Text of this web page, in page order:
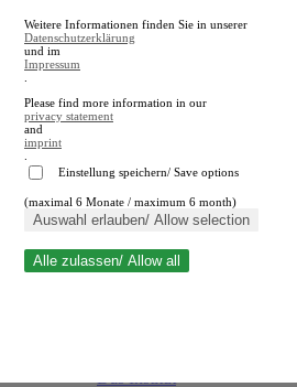
A
A
Suche schließen
Weitere Informationen finden Sie in unserer
Datenschutzerklärung
und im
Impressum
Please find more information in our
privacy statement
and
imprint
Einstellung speichern/ Save options
(maximal 6 Monate / maximum 6 month)
Auswahl erlauben/ Allow selection
Alle zulassen/ Allow all